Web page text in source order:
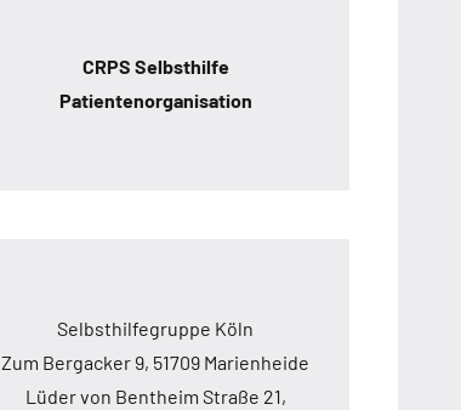
CRPS Selbsthilfe
Patientenorganisation
Selbsthilfegruppe Köln
Zum Bergacker 9, 51709 Marienheide
Lüder von Bentheim Straße 21,